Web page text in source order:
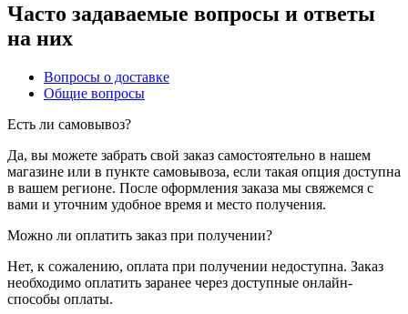
Часто задаваемые вопросы и ответы
на них
Вопросы о доставке
Общие вопросы
Есть ли самовывоз?
Да, вы можете забрать свой заказ самостоятельно в нашем
магазине или в пункте самовывоза, если такая опция доступна
в вашем регионе. После оформления заказа мы свяжемся с
вами и уточним удобное время и место получения.
Можно ли оплатить заказ при получении?
Нет, к сожалению, оплата при получении недоступна. Заказ
необходимо оплатить заранее через доступные онлайн-
способы оплаты.